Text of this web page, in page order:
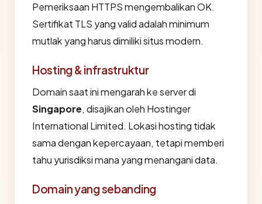
Pemeriksaan HTTPS mengembalikan OK.
Sertifikat TLS yang valid adalah minimum
mutlak yang harus dimiliki situs modern.
Hosting & infrastruktur
Domain saat ini mengarah ke server di
Singapore, disajikan oleh Hostinger
International Limited. Lokasi hosting tidak
sama dengan kepercayaan, tetapi memberi
tahu yurisdiksi mana yang menangani data.
Domain yang sebanding